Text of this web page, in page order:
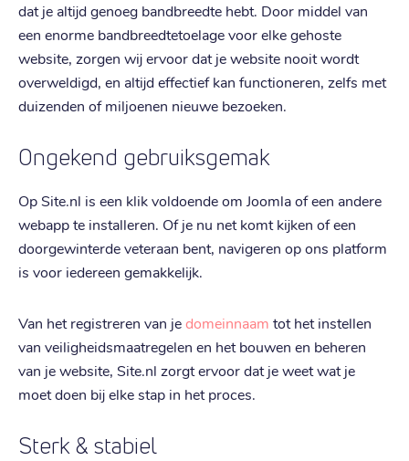
dat je altijd genoeg bandbreedte hebt. Door middel van
een enorme bandbreedtetoelage voor elke gehoste
website, zorgen wij ervoor dat je website nooit wordt
overweldigd, en altijd effectief kan functioneren, zelfs met
duizenden of miljoenen nieuwe bezoeken.
Ongekend gebruiksgemak
Op Site.nl is een klik voldoende om Joomla of een andere
webapp te installeren. Of je nu net komt kijken of een
doorgewinterde veteraan bent, navigeren op ons platform
is voor iedereen gemakkelijk.
Van het registreren van jedomeinnaam tot het instellen
van veiligheidsmaatregelen en het bouwen en beheren
van je website, Site.nl zorgt ervoor dat je weet wat je
moet doen bij elke stap in het proces.
Sterk & stabiel